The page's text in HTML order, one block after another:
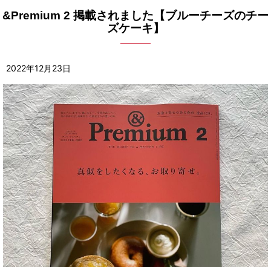
&Premium 2 掲載されました【ブルーチーズのチー
ズケーキ】
2022年12月 23日